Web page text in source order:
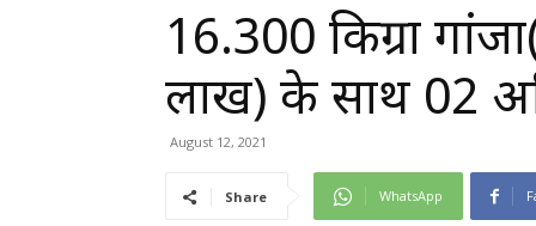
16.300 किग्रा
लाख) के साथ 02
August 12, 2021
Share WhatsApp